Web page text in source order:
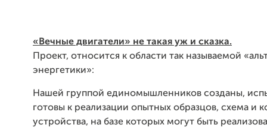
«Вечные двигатели» не такая уж и сказка.
Проект, относится к области так называемой
энергетики»:
Нашей группой единомышленников созданы,
готовы к реализации опытных образцов, схема и
устройства, на базе которых могут быть